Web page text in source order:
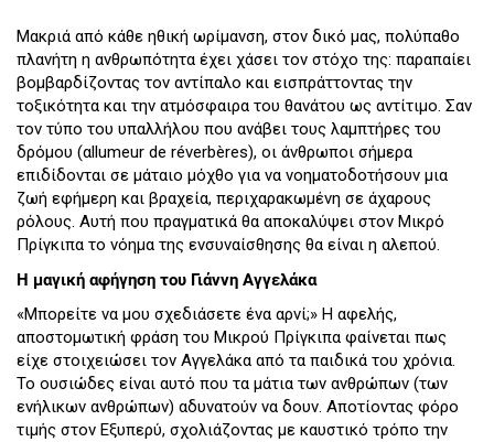
Μακριά από κάθε ηθική ωρίμανση, στον δικό μας, πολύπαθο
πλανήτη η ανθρωπότητα έχει χάσει τον στόχο της: παραπαίει
βομβαρδίζοντας τον αντίπαλο και εισπράττοντας την
τοξικότητα και την ατμόσφαιρα του θανάτου ως αντίτιμο. Σαν
τον τύπο του υπαλλήλου που ανάβει τους λαμπτήρες του
δρόμου (αllumeur de réverbères), οι άνθρωποι σήμερα
επιδίδονται σε μάταιο μόχθο για να νοηματοδοτήσουν μια
ζωή εφήμερη και βραχεία, περιχαρακωμένη σε άχαρους
ρόλους. Αυτή που πραγματικά θα αποκαλύψει στον Μικρό
Πρίγκιπα το νόημα της ενσυναίσθησης θα είναι η αλεπού.
Η μαγική αφήγηση του Γιάννη Αγγελάκα
«Μπορείτε να μου σχεδιάσετε ένα αρνί;» Η αφελής,
αποστομωτική φράση του Μικρού Πρίγκιπα φαίνεται πως
είχε στοιχειώσει τον Αγγελάκα από τα παιδικά του χρόνια.
Το ουσιώδες είναι αυτό που τα μάτια των ανθρώπων (των
ενήλικων ανθρώπων) αδυνατούν να δουν. Αποτίοντας φόρο
τιμής στον Εξυπερύ, σχολιάζοντας με καυστικό τρόπο την